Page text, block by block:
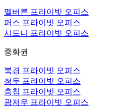
멜버른 프라이빗 오피스
퍼스 프라이빗 오피스
시드니 프라이빗 오피스
중화권
북경 프라이빗 오피스
청두 프라이빗 오피스
충칭 프라이빗 오피스
광저우 프라이빗 오피스